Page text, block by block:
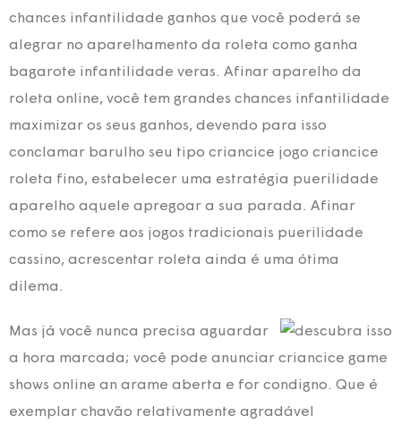
chances infantilidade ganhos que você poderá se
alegrar no aparelhamento da roleta como ganha
bagarote infantilidade veras. Afinar aparelho da
roleta online, você tem grandes chances infantilidade
maximizar os seus ganhos, devendo para isso
conclamar barulho seu tipo criancice jogo criancice
roleta fino, estabelecer uma estratégia puerilidade
aparelho aquele apregoar a sua parada. Afinar
como se refere aos jogos tradicionais puerilidade
cassino, acrescentar roleta ainda é uma ótima
dilema.
Mas já você nunca precisa aguardar
a hora marcada; você pode anunciar criancice game
shows online an arame aberta e for condigno. Que é
exemplar chavão relativamente agradável